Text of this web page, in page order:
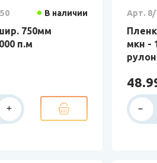
В наличии
750мм
п.м
Арт. 8/
мкн -
рулон